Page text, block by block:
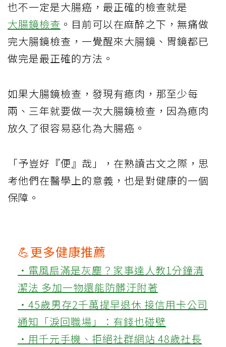
也不一定是大腸癌，最正確的檢查就是
大腸鏡檢查 。目前可以在麻醉之下，無痛做
完大腸鏡檢查，一覺醒來大腸鏡、胃鏡都已
做完是最正確的方法。
如果大腸鏡檢查，發現有瘜肉，那至少每
兩、三年就要做一次大腸鏡檢查，因為瘜肉
放久了很容易惡化為大腸癌。
「予豈好『便』哉」，在熟讀古文之際，思
考他們在醫學上的意義，也是對健康的一個
保障。
💪更多健康推薦
‧電風扇滿是灰塵？家事達人教1分鐘清
潔法 多加一物還能防髒汙附著
‧45歲男存2千萬提早退休 接信用卡公司
通知「淚回職場」：有錢也碰壁
‧用千元手機、拒絕社群網站 48歲社長